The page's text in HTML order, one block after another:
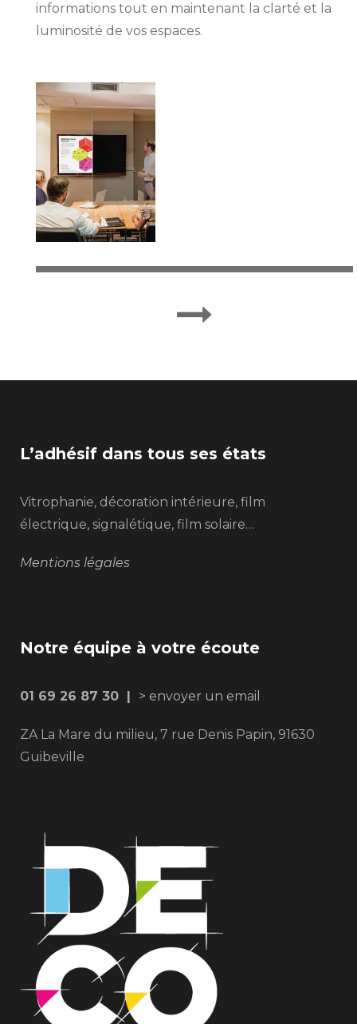
informations tout en maintenant la clarté et la
luminosité de vos espaces.
L’adhésif dans tous ses états
Vitrophanie, décoration intérieure, film
électrique, signalétique, film solaire…
Mentions légales
Notre équipe à votre écoute
01 69 26 87 30 | > envoyer un email
ZA La Mare du milieu, 7 rue Denis Papin, 91630
Guibeville